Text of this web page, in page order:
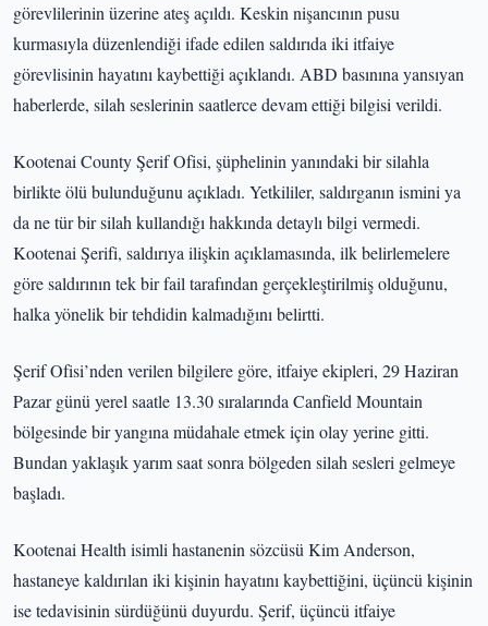
görevlilerinin üzerine ateş açıldı. Keskin nişancının pusu
kurmasıyla düzenlendiği ifade edilen saldırıda iki itfaiye
görevlisinin hayatını kaybettiği açıklandı. ABD basınına yansıyan
haberlerde, silah seslerinin saatlerce devam ettiği bilgisi verildi.
Kootenai County Şerif Ofisi, şüphelinin yanındaki bir silahla
birlikte ölü bulunduğunu açıkladı. Yetkililer, saldırganın ismini ya
da ne tür bir silah kullandığı hakkında detaylı bilgi vermedi.
Kootenai Şerifi, saldırıya ilişkin açıklamasında, ilk belirlemelere
göre saldırının tek bir fail tarafından gerçekleştirilmiş olduğunu,
halka yönelik bir tehdidin kalmadığını belirtti.
Şerif Ofisi’nden verilen bilgilere göre, itfaiye ekipleri, 29 Haziran
Pazar günü yerel saatle 13.30 sıralarında Canfield Mountain
bölgesinde bir yangına müdahale etmek için olay yerine gitti.
Bundan yaklaşık yarım saat sonra bölgeden silah sesleri gelmeye
başladı.
Kootenai Health isimli hastanenin sözcüsü Kim Anderson,
hastaneye kaldırılan iki kişinin hayatını kaybettiğini, üçüncü kişinin
ise tedavisinin sürdüğünü duyurdu. Şerif, üçüncü itfaiye